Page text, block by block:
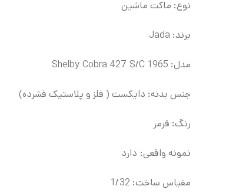
نوع: ماکت ماشین
برند: Jada
مدل: 1965 Shelby Cobra 427 S/C
جنس بدنه: دایکست ( فلز و پلاستیک فشرده)
رنگ: قرمز
نمونه واقعی: دارد
مقیاس ساخت: 1/32